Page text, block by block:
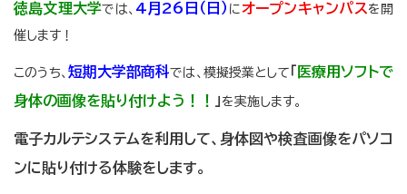
徳島文理大学では、 4月26日（日） にオープンキャンパスを開
催します！
このうち、短期大学部商科では、模擬授業として 「 医療用ソフトで
身体の画像を貼り付けよう！！
」 を実施します。
電子カルテシステムを利用して、身体図や検査画像をパソコ
ンに貼り付ける体験をします。